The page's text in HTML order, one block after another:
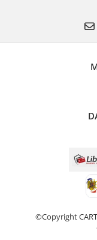
©Copyright